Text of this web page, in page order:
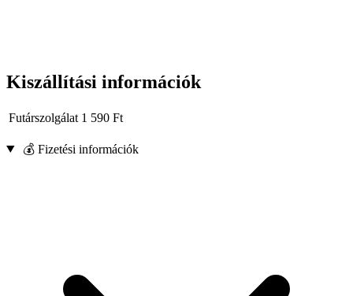
Kiszállítási információk
Futárszolgálat 1 590 Ft
💰 Fizetési információk